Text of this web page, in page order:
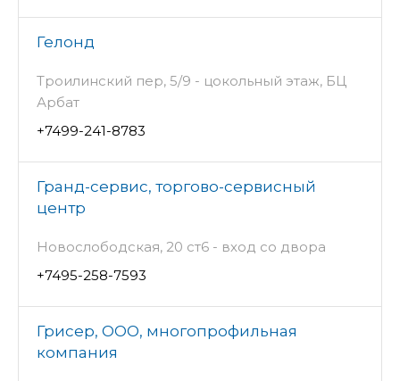
Гелонд
Троилинский пер, 5/9 - цокольный этаж, БЦ
Арбат
+7499-241-8783
Гранд-сервис, торгово-сервисный
центр
Новослободская, 20 ст6 - вход со двора
+7495-258-7593
Грисер, ООО, многопрофильная
компания